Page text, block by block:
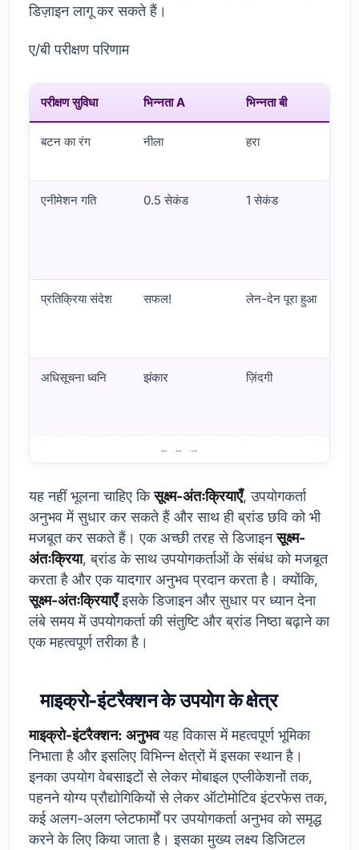
डिज़ाइन लागू कर सकते हैं।
ए/बी परीक्षण परिणाम
परीक्षण सुविधा भिन्नता A भिन्नता बी
बटन का रंग नीला हरा
एनीमेशन गति 0.5 सेकंड 1 सेकंड
प्रतिक्रिया संदेश सफल! लेन-देन पूरा हुआ
अधिसूचना ध्वनि झंकार ज़िंदगी
यह नहीं भूलना चाहिए किसूक्ष्म-अंतःक्रियाएँ, उपयोगकर्ता
अनुभव में सुधार कर सकते हैं और साथ ही ब्रांड छवि को भी
मजबूत कर सकते हैं। एक अच्छी तरह से डिजाइनसूक्ष्म-
अंतःक्रिया, ब्रांड के साथ उपयोगकर्ताओं के संबंध को मजबूत
करता है और एक यादगार अनुभव प्रदान करता है। क्योंकि,
सूक्ष्म-अंतःक्रियाएँइसके डिजाइन और सुधार पर ध्यान देना
लंबे समय में उपयोगकर्ता की संतुष्टि और ब्रांड निष्ठा बढ़ाने का
एक महत्वपूर्ण तरीका है।
माइक्रो-इंटरैक्शन के उपयोग के क्षेत्र
माइक्रो-इंटरैक्शन: अनुभवयह विकास में महत्वपूर्ण भूमिका
निभाता है और इसलिए विभिन्न क्षेत्रों में इसका स्थान है।
इनका उपयोग वेबसाइटों से लेकर मोबाइल एप्लीकेशनों तक,
पहनने योग्य प्रौद्योगिकियों से लेकर ऑटोमोटिव इंटरफेस तक,
कई अलग-अलग प्लेटफार्मों पर उपयोगकर्ता अनुभव को समृद्ध
करने के लिए किया जाता है। इसका मुख्य लक्ष्य डिजिटल